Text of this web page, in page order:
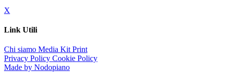
X
Link Utili
Chi siamo Media Kit Print
Privacy Policy Cookie Policy
Made by Nodopiano